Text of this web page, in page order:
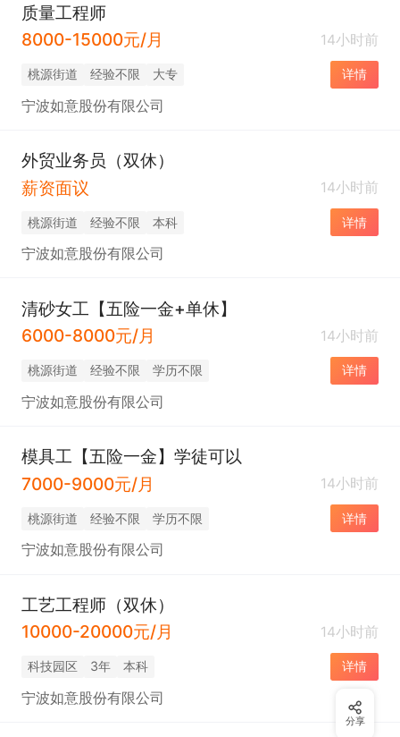
质量工程师
8000-15000元/月
14小时前
桃源街道 经验不限 大专 详情
宁波如意股份有限公司
外贸业务员（双休）
薪资面议
14小时前
桃源街道 经验不限 本科 详情
宁波如意股份有限公司
清砂女工【五险一金+单休】
6000-8000元/月
14小时前
桃源街道 经验不限 学历不限 详情
宁波如意股份有限公司
模具工【五险一金】学徒可以
7000-9000元/月
14小时前
桃源街道 经验不限 学历不限 详情
宁波如意股份有限公司
工艺工程师（双休）
10000-20000元/月
14小时前
科技园区 3年 本科 详情
宁波如意股份有限公司
分享